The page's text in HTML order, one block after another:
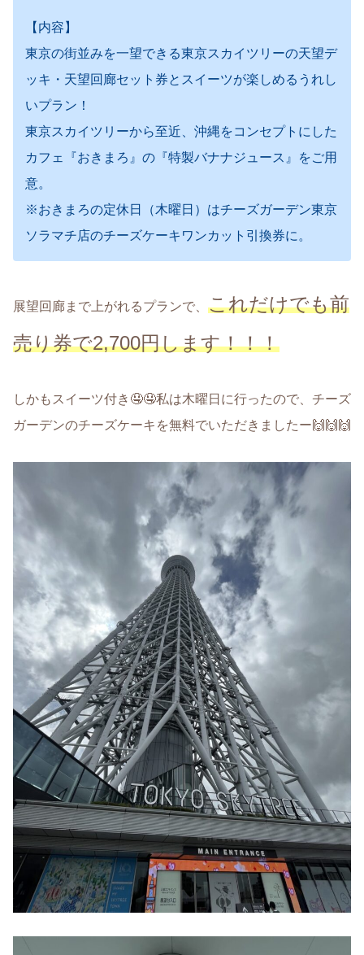
【内容】
東京の街並みを一望できる東京スカイツリーの天望デ
ッキ・天望回廊セット券とスイーツが楽しめるうれし
いプラン！
東京スカイツリーから至近、沖縄をコンセプトにした
カフェ『おきまろ』の『特製バナナジュース』をご用
意。
※おきまろの定休日（木曜日）はチーズガーデン東京
ソラマチ店のチーズケーキワンカット引換券に。
展望回廊まで上がれるプランで、 これだけでも前
売り券で2,700円します！！！
しかもスイーツ付き🤤🤤私は木曜日に行ったので、チーズ
ガーデンのチーズケーキを無料でいただきましたー🙌🙌🙌